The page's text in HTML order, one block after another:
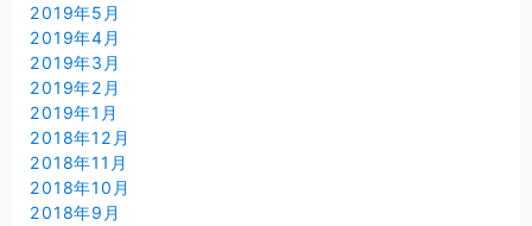
2019年5月
2019年4月
2019年3月
2019年2月
2019年1月
2018年12月
2018年11月
2018年10月
2018年9月